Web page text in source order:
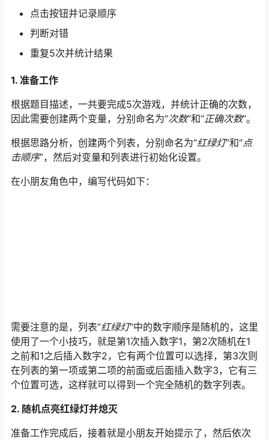
点击按钮并记录顺序
判断对错
重复5次并统计结果
1. 准备工作
根据题目描述，一共要完成5次游戏，并统计正确的次数，
因此需要创建两个变量，分别命名为“次数”和“正确次数”。
根据思路分析，创建两个列表，分别命名为“红绿灯”和“点
击顺序”，然后对变量和列表进行初始化设置。
在小朋友角色中，编写代码如下：
需要注意的是，列表”红绿灯“中的数字顺序是随机的，这里
使用了一个小技巧，就是第1次插入数字1，第2次随机在1
之前和1之后插入数字2，它有两个位置可以选择，第3次则
在列表的第一项或第二项的前面或后面插入数字3，它有三
个位置可选，这样就可以得到一个完全随机的数字列表。
2. 随机点亮红绿灯并熄灭
准备工作完成后，接着就是小朋友开始提示了，然后依次